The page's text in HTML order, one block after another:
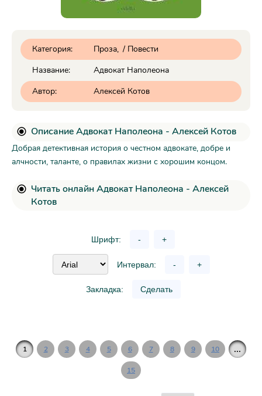
Категория: Проза / Повести
Название:
Адвокат Наполеона
Автор:
Алексей Котов
Описание Адвокат Наполеона - Алексей Котов
Добрая детективная история о честном адвокате, добре и
алчности, таланте, о правилах жизни с хорошим концом.
Читать онлайн Адвокат Наполеона - Алексей
Котов
Шрифт: - +
Интервал: - +
Закладка: Сделать
1 2 3 4 5 6 7 8 9 10 ...
15